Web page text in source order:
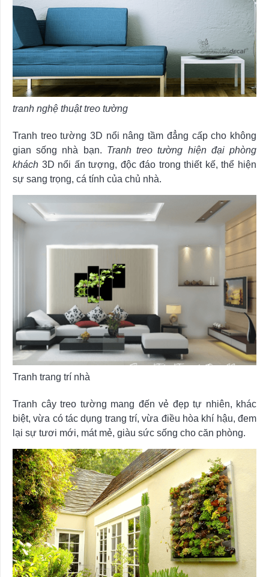
tranh nghệ thuật treo tường
Tranh treo tường 3D nổi nâng tầm đẳng cấp cho không
gian sống nhà bạn. Tranh treo tường hiện đại phòng
khách 3D nổi ấn tượng, độc đáo trong thiết kế, thể hiện
sự sang trọng, cá tính của chủ nhà.
Tranh trang trí nhà
Tranh cây treo tường mang đến vẻ đẹp tự nhiên, khác
biệt, vừa có tác dụng trang trí, vừa điều hòa khí hậu, đem
lại sự tươi mới, mát mẻ, giàu sức sống cho căn phòng.